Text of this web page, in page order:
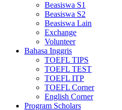
Beasiswa S1
Beasiswa S2
Beasiswa Lain
Exchange
Volunteer
Bahasa Inggris
TOEFL TIPS
TOEFL TEST
TOEFL ITP
TOEFL Corner
English Corner
Program Scholars